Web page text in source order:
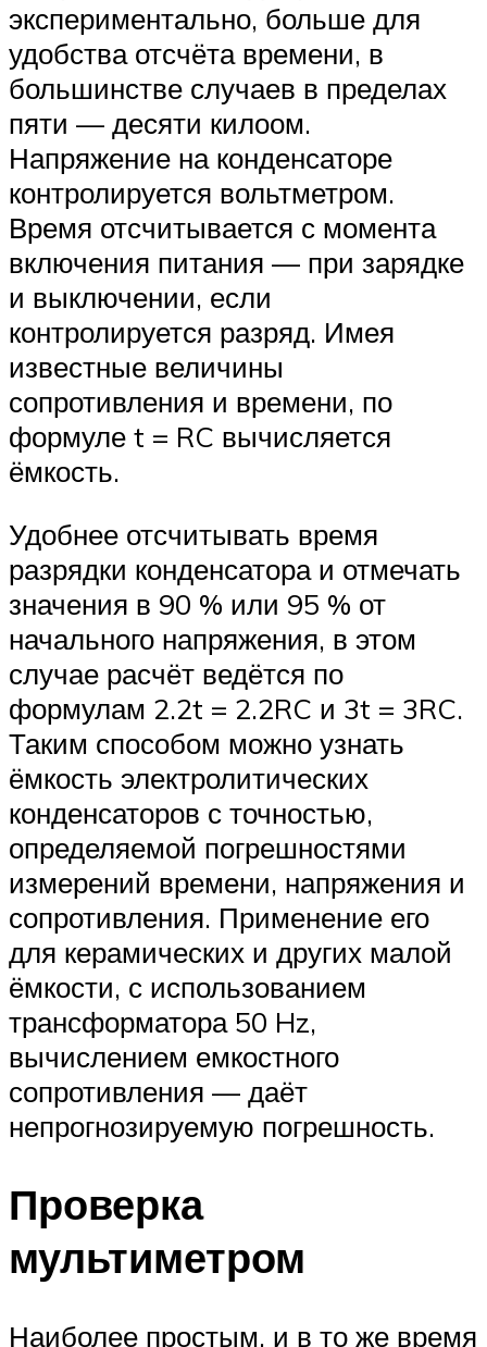
экспериментально, больше для
удобства отсчёта времени, в
большинстве случаев в пределах
пяти — десяти килоом.
Напряжение на конденсаторе
контролируется вольтметром.
Время отсчитывается с момента
включения питания — при зарядке
и выключении, если
контролируется разряд. Имея
известные величины
сопротивления и времени, по
формуле t = RC вычисляется
ёмкость.
Удобнее отсчитывать время
разрядки конденсатора и отмечать
значения в 90 % или 95 % от
начального напряжения, в этом
случае расчёт ведётся по
формулам 2.2t = 2.2RC и 3t = 3RC.
Таким способом можно узнать
ёмкость электролитических
конденсаторов с точностью,
определяемой погрешностями
измерений времени, напряжения и
сопротивления. Применение его
для керамических и других малой
ёмкости, с использованием
трансформатора 50 Hz,
вычислением емкостного
сопротивления — даёт
непрогнозируемую погрешность.
Проверка
мультиметром
Наиболее простым, и в то же время